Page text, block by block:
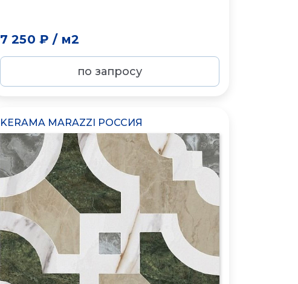
7 250 ₽ / м2
по запросу
KERAMA MARAZZI РОССИЯ